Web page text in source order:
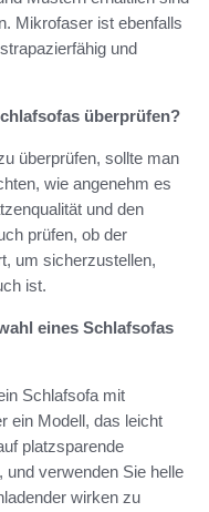
Mikrofaser ist ebenfalls
und
überprüfen?
überprüfen, sollte man
wie angenehm es
und den
prüfen, ob der
um sicherzustellen,
ist.
eines Schlafsofas
Schlafsofa mit
ein Modell, das leicht
platzsparende
und verwenden Sie helle
wirken zu